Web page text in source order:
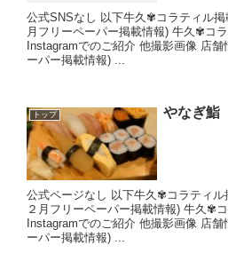
公式SNSなし 以下牛久✾コラティル掲
月フリーペーパー掲載情報) 牛久✾コ
Instagramでのご紹介 他撮影画像 店
ーパー掲載情報) ...
トップ やなぎ鮨
公式ページなし 以下牛久✾コラティ
２月フリーペーパー掲載情報) 牛久✾
Instagramでのご紹介 他撮影画像 店
ーパー掲載情報) ...